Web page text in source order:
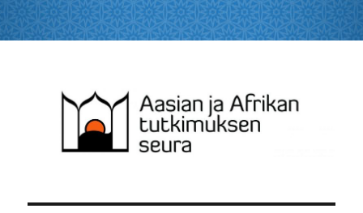
Aasian ja Afrikan tutkimuksen
seura – The Finnish Society for
the Study of Asia and Africa